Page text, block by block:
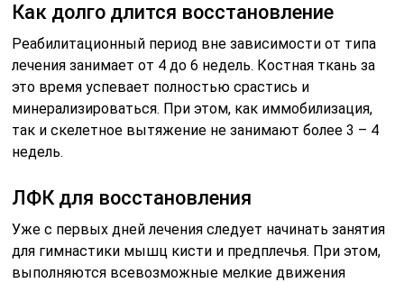
Как долго длится восстановление
Реабилитационный период вне зависимости от типа
лечения занимает от 4 до 6 недель. Костная ткань за
это время успевает полностью срастись и
минерализироваться. При этом, как иммобилизация,
так и скелетное вытяжение не занимают более 3 – 4
недель.
ЛФК для восстановления
Уже с первых дней лечения следует начинать занятия
для гимнастики мышц кисти и предплечья. При этом,
выполняются всевозможные мелкие движения